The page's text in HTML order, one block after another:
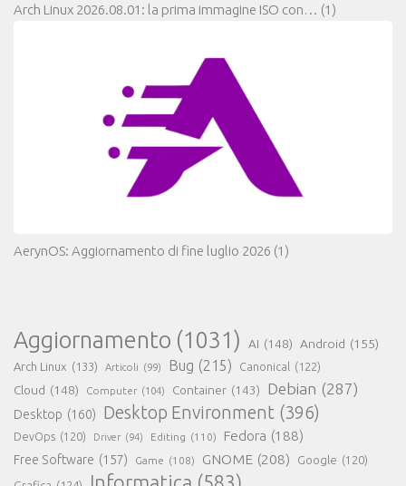
Arch Linux 2026.08.01: la prima immagine ISO con… (1)
AerynOS: Aggiornamento di fine luglio 2026 (1)
Aggiornamento (1031) AI (148) Android (155)
Arch Linux (133) Articoli (99) Bug (215) Canonical (122)
Cloud (148) Computer (104) Container (143) Debian (287)
Desktop (160) Desktop Environment (396)
DevOps (120) Driver (94) Editing (110) Fedora (188)
Free Software (157) Game (108) GNOME (208) Google (120)